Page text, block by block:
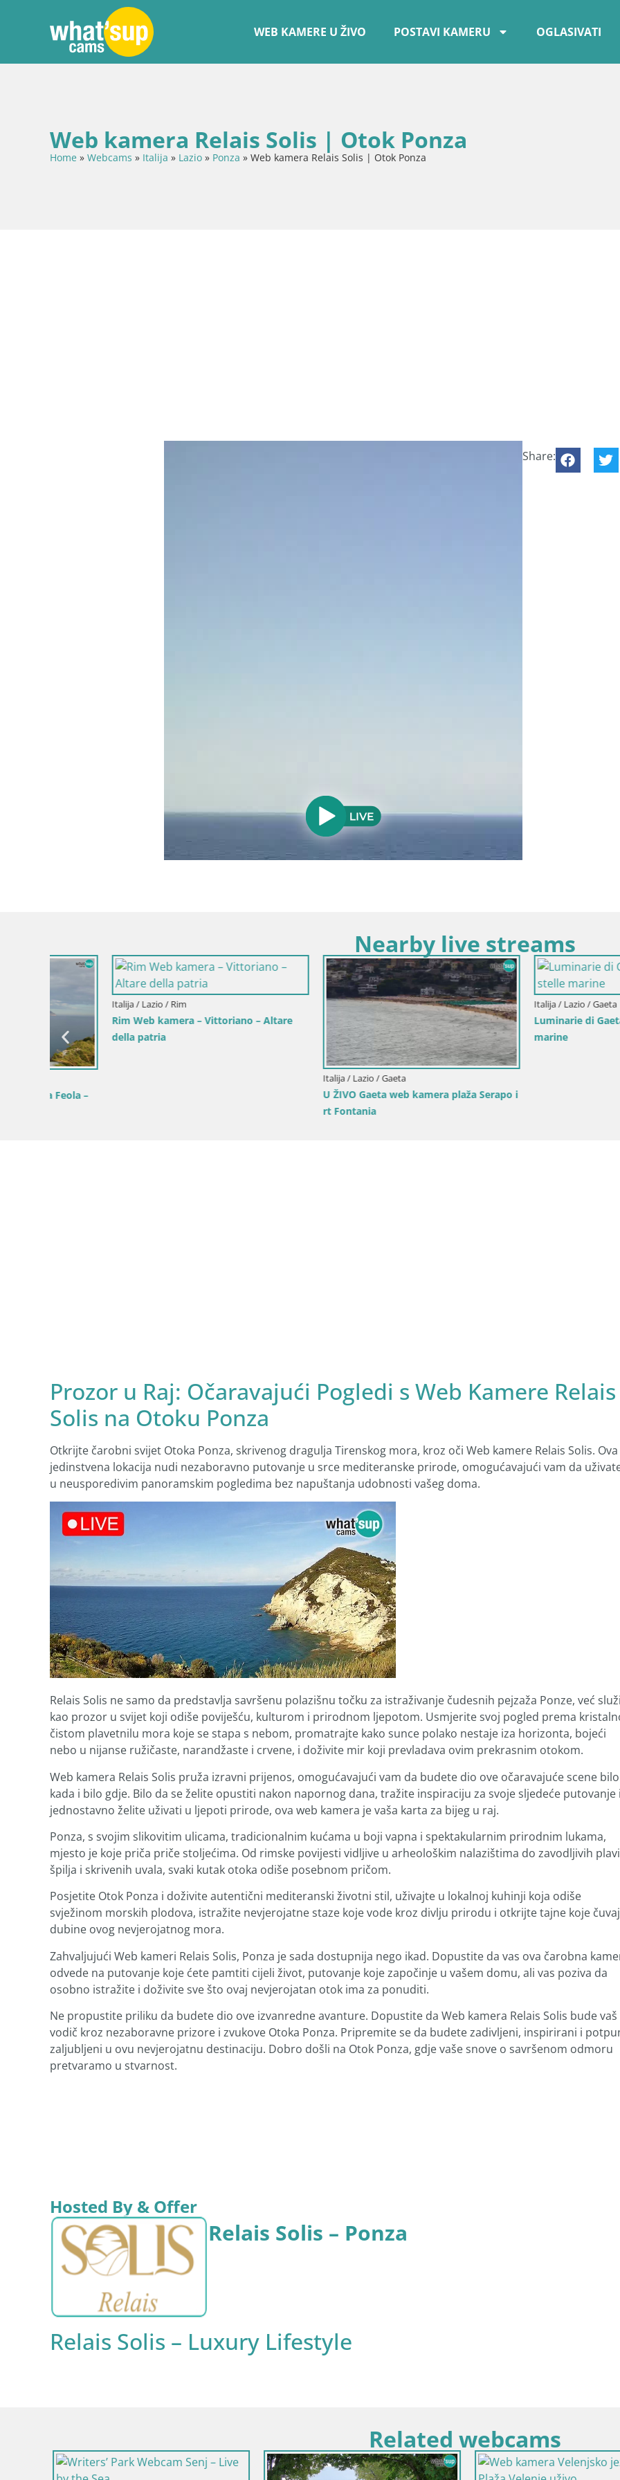
WEB KAMERE U ŽIVO POSTAVI KAMERU OGLASIVATI
Web kamera Relais Solis | Otok Ponza
Home » Webcams » Italija » Lazio » Ponza » Web kamera Relais Solis | Otok Ponza
Share:
Nearby live streams
U ŽIVO Gaeta web kamera plaža Serapo i
Italija / Lazio / Gaeta
Luminarie di Gaeta: Tra Coralli e stelle
Italija / Lazio / Gaeta
Gaeta – Fontana San Francesco
Prozor u Raj: Očaravajući Pogledi s Web Kamere Relais
Solis na Otoku Ponza
Otkrijte čarobni svijet Otoka Ponza, skrivenog dragulja Tirenskog mora, kroz oči Web kamere Relais Solis. Ova
jedinstvena lokacija nudi nezaboravno putovanje u srce mediteranske prirode, omogućavajući vam da
u neusporedivim panoramskim pogledima bez napuštanja udobnosti vašeg doma.
Relais Solis ne samo da predstavlja savršenu polazišnu točku za istraživanje čudesnih pejzaža Ponze, već
kao prozor u svijet koji odiše poviješću, kulturom i prirodnom ljepotom. Usmjerite svoj pogled prema
čistom plavetnilu mora koje se stapa s nebom, promatrajte kako sunce polako nestaje iza horizonta, bojeći
nebo u nijanse ružičaste, narandžaste i crvene, i doživite mir koji prevladava ovim prekrasnim otokom.
Web kamera Relais Solis pruža izravni prijenos, omogućavajući vam da budete dio ove očaravajuće scene bilo
kada i bilo gdje. Bilo da se želite opustiti nakon napornog dana, tražite inspiraciju za svoje sljedeće putovanje
jednostavno želite uživati u ljepoti prirode, ova web kamera je vaša karta za bijeg u raj.
Ponza, s svojim slikovitim ulicama, tradicionalnim kućama u boji vapna i spektakularnim prirodnim lukama,
mjesto je koje priča priče stoljećima. Od rimske povijesti vidljive u arheološkim nalazištima do zavodljivih
špilja i skrivenih uvala, svaki kutak otoka odiše posebnom pričom.
Posjetite Otok Ponza i doživite autentični mediteranski životni stil, uživajte u lokalnoj kuhinji koja odiše
svježinom morskih plodova, istražite nevjerojatne staze koje vode kroz divlju prirodu i otkrijte tajne koje
dubine ovog nevjerojatnog mora.
Zahvaljujući Web kameri Relais Solis, Ponza je sada dostupnija nego ikad. Dopustite da vas ova čarobna
odvede na putovanje koje ćete pamtiti cijeli život, putovanje koje započinje u vašem domu, ali vas poziva da
osobno istražite i doživite sve što ovaj nevjerojatan otok ima za ponuditi.
Ne propustite priliku da budete dio ove izvanredne avanture. Dopustite da Web kamera Relais Solis bude vaš
vodič kroz nezaboravne prizore i zvukove Otoka Ponza. Pripremite se da budete zadivljeni, inspirirani i
zaljubljeni u ovu nevjerojatnu destinaciju. Dobro došli na Otok Ponza, gdje vaše snove o savršenom odmoru
pretvaramo u stvarnost.
Hosted By & Offer
Relais Solis – Ponza
Relais Solis – Luxury Lifestyle
Related webcams